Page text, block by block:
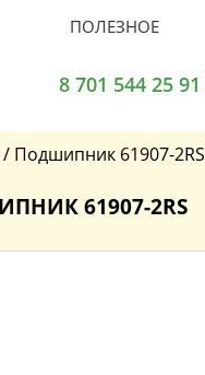
ПОЛЕЗНОЕ
8 701 544 25 91
/ Подшипник 61907-2RS
61907-2RS